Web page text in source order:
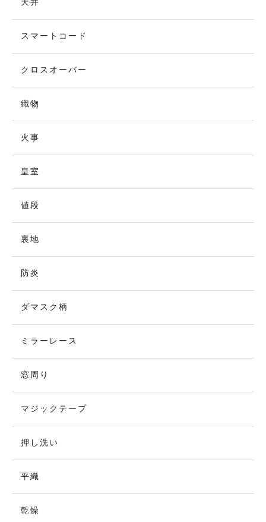
天井
スマートコード
クロスオーバー
織物
火事
皇室
値段
裏地
防炎
ダマスク柄
ミラーレース
窓周り
マジックテープ
押し洗い
平織
乾燥